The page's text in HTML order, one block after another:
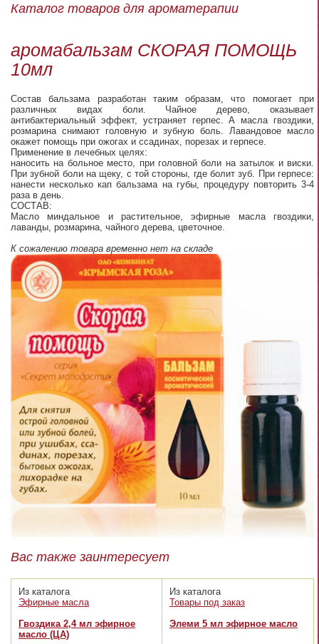
Каталог товаров для ароматерапии
аромабальзам СКОРАЯ ПОМОЩЬ
10мл
Состав бальзама разработан таким образам, что помогает при
различных видах боли. Чайное дерево, оказывает
антибактериальный эффект, устраняет герпес. А масла гвоздики,
розмарина снимают головную и зубную боль. Лавандовое масло
окажет помощь при ожогах и ссадинах, порезах и герпесе.
Применение в лечебных целях:
наносить на больное место, при головной боли на затылок и виски.
При зубной боли на щеку, с той стороны, где болит зуб. При герпесе:
нанести несколько кап бальзама на губы, процедуру повторить 3-4
раза в день.
СОСТАВ:
Масло миндальное и растительное, эфирные масла гвоздики,
лаванды, розмарина, чайного дерева, цветочное.
К сожалению товара временно нет на складе
Вас также заинтересует
Из каталога
Эфирные масла
Гвоздика 2,4 мл эфирное
масло (ЦА)
Из каталога
Товары под заказ
Элеми 5 мл эфирное масло